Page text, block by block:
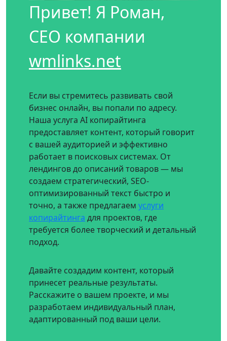
Привет! Я Роман,
CEO компании
wmlinks.net
Если вы стремитесь развивать свой
бизнес онлайн, вы попали по адресу.
Наша услуга AI копирайтинга
предоставляет контент, который говорит
с вашей аудиторией и эффективно
работает в поисковых системах. От
лендингов до описаний товаров — мы
создаем стратегический, SEO-
оптимизированный текст быстро и
точно, а также предлагаем услуги
копирайтинга для проектов, где
требуется более творческий и детальный
подход.
Давайте создадим контент, который
принесет реальные результаты.
Расскажите о вашем проекте, и мы
разработаем индивидуальный план,
адаптированный под ваши цели.